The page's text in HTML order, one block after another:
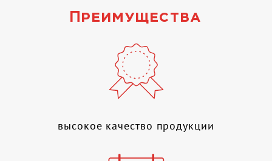
Преимущества
высокое качество продукции